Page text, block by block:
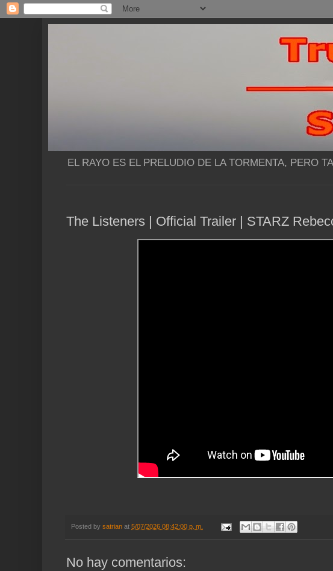
EL RAYO ES EL PRELUDIO DE LA TORMENTA, PERO
The Listeners | Official Trailer | STARZ
Posted by satrian at 5/07/2026 08:42:00 p. m.
No hay comentarios: